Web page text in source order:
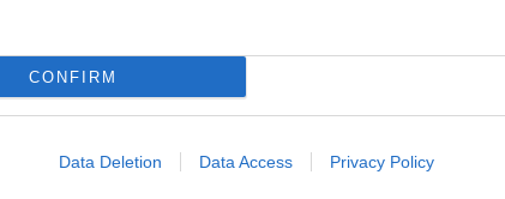
CONFIRM
Data Deletion Data Access Privacy Policy